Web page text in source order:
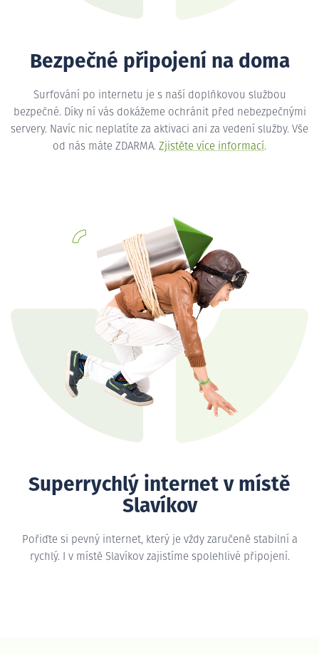
Bezpečné připojení na doma
Surfování po internetu je s naší doplňkovou službou
bezpečné. Díky ní vás dokážeme ochránit před nebezpečnými
servery. Navíc nic neplatíte za aktivaci ani za vedení služby. Vše
od nás máte ZDARMA. Zjistěte více informací.
Superrychlý internet v místě
Slavíkov
Pořiďte si pevný internet, který je vždy zaručeně stabilní a
rychlý. I v místě Slavíkov zajistíme spolehlivé připojení.